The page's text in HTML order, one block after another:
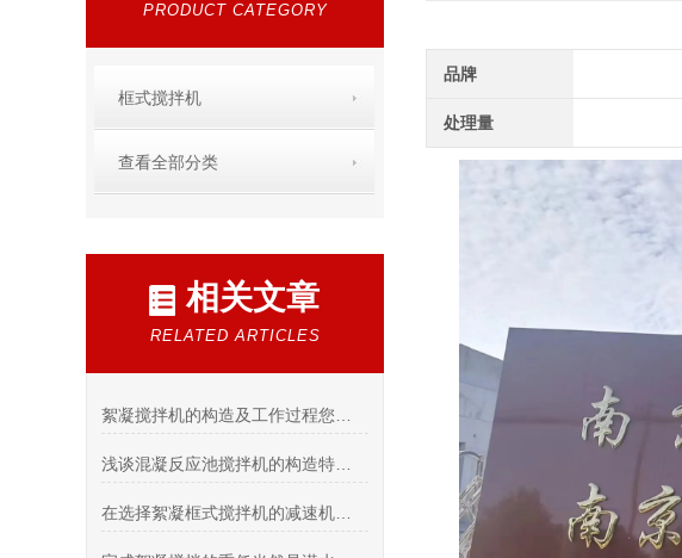
PRODUCT CATEGORY
框式搅拌机
查看全部分类
相关文章
RELATED ARTICLES
品牌
处理量